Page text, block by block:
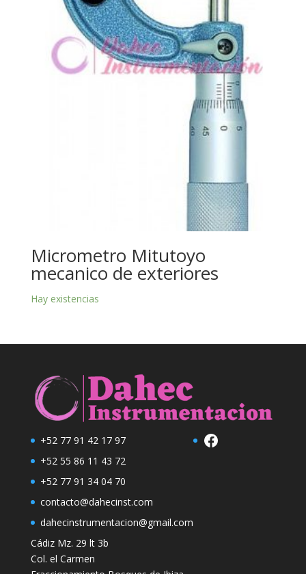
Micrometro Mitutoyo
mecanico de exteriores
Hay existencias
+52 77 91 42 17 97
+52 55 86 11 43 72
+52 77 91 34 04 70
contacto@dahecinst.com
dahecinstrumentacion@gmail.com
Facebook
Cádiz Mz. 29 lt 3b
Col. el Carmen